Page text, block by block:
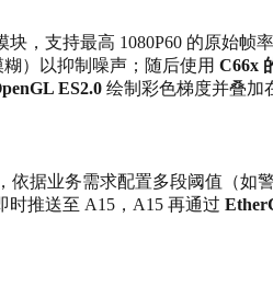
，支持最高 1080P60 的原始帧率
糊）以抑制噪声；随后使用 C66x
ES2.0 绘制彩色梯度并叠加
依据业务需求配置多段阈值（如
时推送至 A15，A15 再通过